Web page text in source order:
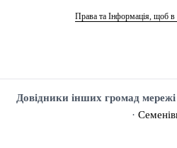
Права та Інформація, щоб в
Довідники інших громад
·